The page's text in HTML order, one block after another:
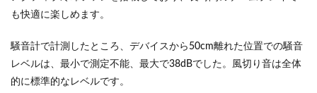
も快適に楽しめます。
騒音計で計測したところ、デバイスから50cm離れた位置での騒音
レベルは、最小で測定不能、最大で38dBでした。風切り音は全体
的に標準的なレベルです。